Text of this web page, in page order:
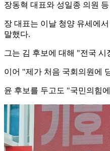
장동혁 대표와 성일종 의원
장 대표는 이날 청양 유세에
말했다.
그는 김 후보에 대해 "전국
이어 "제가 처음 국회의원에
윤 후보를 두고도 "국민의힘